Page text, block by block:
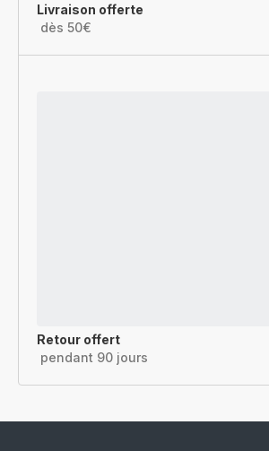
Livraison offerte
dès 50€
Retour offert
pendant 90 jours